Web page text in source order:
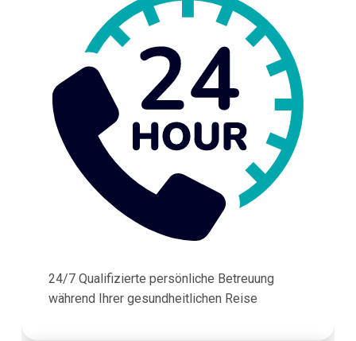
24/7 Qualifizierte persönliche Betreuung
während Ihrer gesundheitlichen Reise